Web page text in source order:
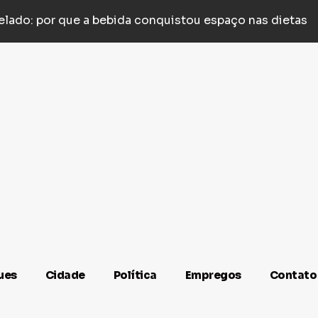
é agredido com socos e empurrões após estacionar
Cidade Política Empregos Contato